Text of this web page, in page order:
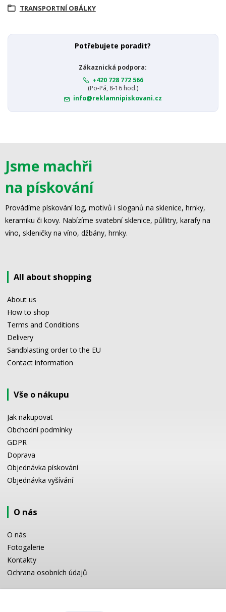
TRANSPORTNÍ OBÁLKY
Potřebujete poradit?
Zákaznická podpora:
+420 728 772 566
(Po-Pá, 8-16 hod.)
info@reklamnipiskovani.cz
Jsme machři
na pískování
Provádíme pískování log, motivů i sloganů na sklenice, hrnky,
keramiku či kovy. Nabízíme svatební sklenice, půllitry, karafy na
víno, skleničky na víno, džbány, hrnky.
All about shopping
About us
How to shop
Terms and Conditions
Delivery
Sandblasting order to the EU
Contact information
Vše o nákupu
Jak nakupovat
Obchodní podmínky
GDPR
Doprava
Objednávka pískování
Objednávka vyšívání
O nás
O nás
Fotogalerie
Kontakty
Ochrana osobních údajů